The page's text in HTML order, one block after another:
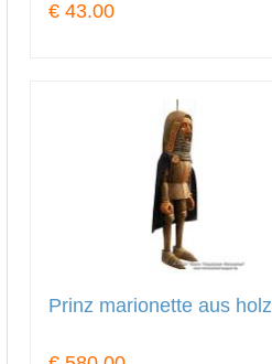
€ 43.00
Prinz marionette aus holz